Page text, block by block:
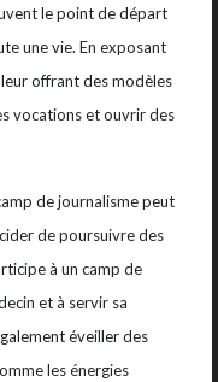
le point de départ
une vie. En exposant
offrant des modèles
vocations et ouvrir des
de journalisme peut
de poursuivre des
à un camp de
et à servir sa
éveiller des
les énergies